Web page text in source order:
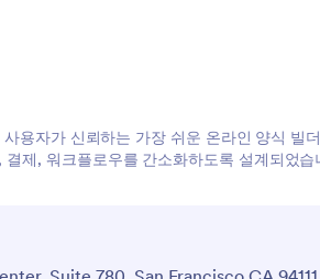
용자가 신뢰하는 가장 쉬운 온라인 양식 빌
제, 워크플로우를 간소화하도록 설계되었습